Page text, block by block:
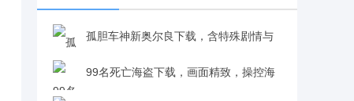
孤胆车神新奥尔良下载，含特殊剧情与
丰富关卡，在罪恶之城自由探索超带感v1.7.0
99名死亡海盗下载，画面精致，操控海